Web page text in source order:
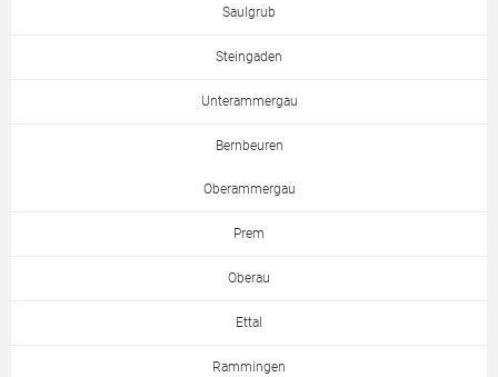
Saulgrub
Steingaden
Unterammergau
Bernbeuren
Oberammergau
Prem
Oberau
Ettal
Rammingen